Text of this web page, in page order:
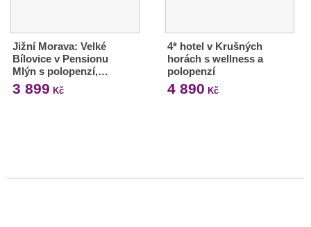
Jižní Morava: Velké
Bílovice v Pensionu
Mlýn s polopenzí,…
3 899 Kč
4* hotel v Krušných
horách s wellness a
polopenzí
4 890 Kč